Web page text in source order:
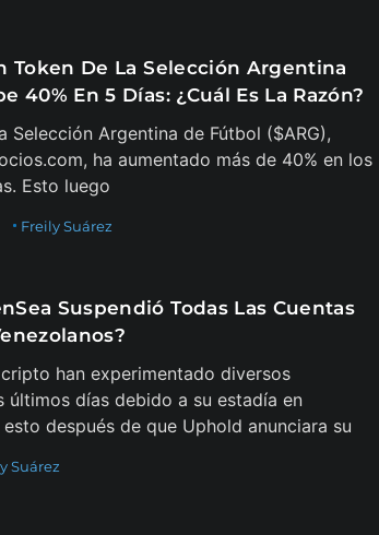
Token De La Selección Argentina
40% En 5 Días: ¿Cuál Es La Razón?
Selección Argentina de Fútbol ($ARG),
ha aumentado más de 40% en los
Esto luego
Freily Suárez
Suspendió Todas Las Cuentas
han experimentado diversos
últimos días debido a su estadía en
después de que Uphold anunciara su
Suárez